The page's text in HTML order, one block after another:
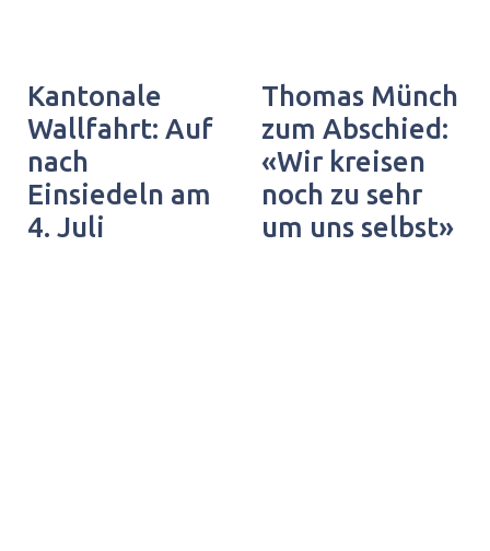
Kantonale
Wallfahrt: Auf
nach
Einsiedeln am
4. Juli
Thomas Münch
zum Abschied:
«Wir kreisen
noch zu sehr
um uns selbst»